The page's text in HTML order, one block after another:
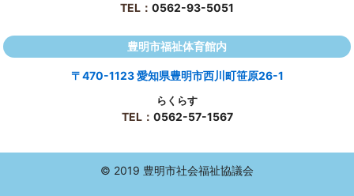
TEL： 0562-93-5051
豊明市福祉体育館内
〒470-1123 愛知県豊明市西川町笹原26-1
らくらす
TEL： 0562-57-1567
© 2019 豊明市社会福祉協議会